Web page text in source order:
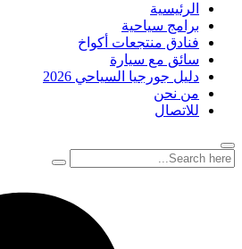
الرئيسية
برامج سياحية
فنادق منتجعات أكواخ
سائق مع سيارة
دليل جورجيا السياحي 2026
من نحن
للاتصال